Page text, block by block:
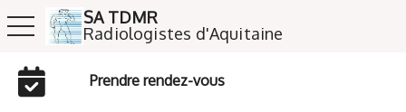
SA TDMR
​​​​​​​Radiologistes d'Aquitaine
toggle navigation
Prendre rendez-vous